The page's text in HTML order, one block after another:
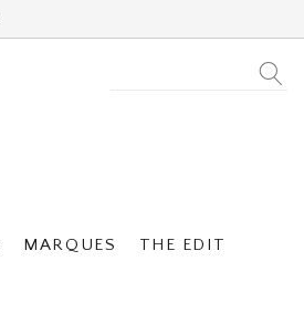
MARQUES THE EDIT